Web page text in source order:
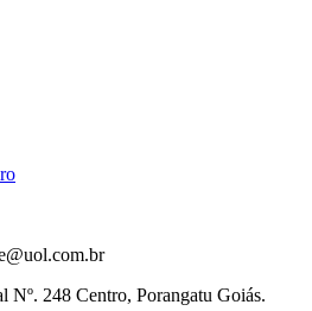
Nº. 248 Centro, Porangatu Goiás.